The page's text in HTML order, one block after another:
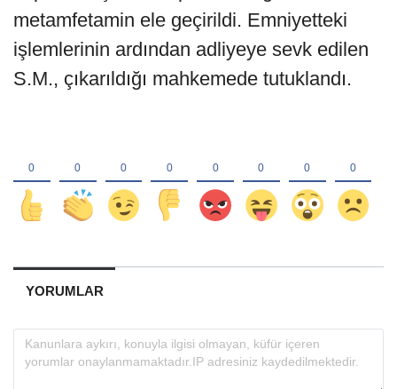
metamfetamin ele geçirildi. Emniyetteki
işlemlerinin ardından adliyeye sevk edilen
S.M., çıkarıldığı mahkemede tutuklandı.
YORUMLAR